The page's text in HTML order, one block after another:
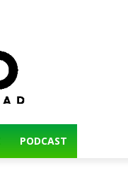
PODCAST